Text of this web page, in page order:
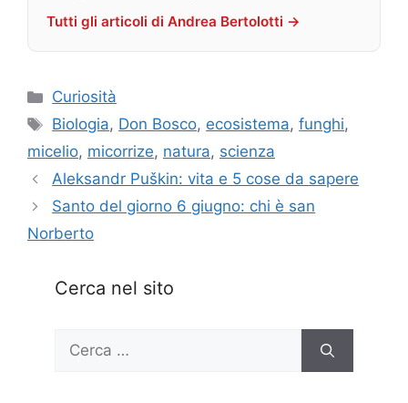
Tutti gli articoli di Andrea Bertolotti →
Categorie
Curiosità
Tag
Biologia, Don Bosco, ecosistema,funghi,
micelio, micorrize, natura, scienza
Aleksandr Puškin: vita e 5 cose da sapere
Santo del giorno 6 giugno: chi è san
Norberto
Cerca nel sito
Ricerca